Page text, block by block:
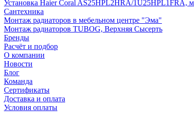
Установка Haier Coral AS25HPL2HRA/1U25HPL1FRA,
Сантехника
Монтаж радиаторов в мебельном центре "Эма"
Монтаж радиаторов TUBOG, Верхняя Сысерть
Бренды
Расчёт и подбор
О компании
Новости
Блог
Команда
Сертификаты
Доставка и оплата
Условия оплаты